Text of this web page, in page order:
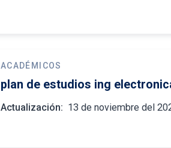
ACADÉMICOS
plan de estudios ing
Actualización: 13 de noviembre del